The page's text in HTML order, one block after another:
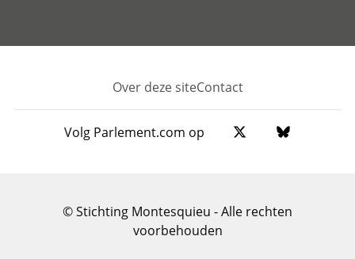
Footer
Over deze siteContact
Volg Parlement.com op
© Stichting Montesquieu - Alle rechten
voorbehouden